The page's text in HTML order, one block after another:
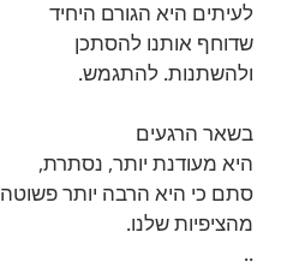
לעיתים היא הגורם היחיד
שדוחף אותנו להסתכן
ולהשתנות. להתגמש.
בשאר הרגעים
היא מעודנת יותר, נסתרת,
סתם כי היא הרבה יותר פשוטה
מהציפיות שלנו.
..